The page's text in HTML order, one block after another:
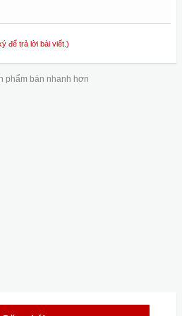
để trả lời bài viết.)
phẩm bán nhanh hơn